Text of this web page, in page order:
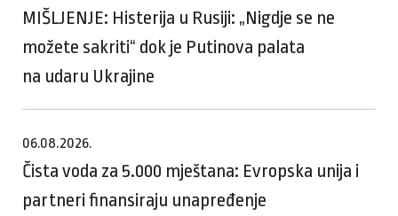
MIŠLJENJE: Histerija u Rusiji: „Nigdje se ne
možete sakriti“ dok je Putinova palata
na udaru Ukrajine
06.08.2026.
Čista voda za 5.000 mještana: Evropska unija i
partneri finansiraju unapređenje